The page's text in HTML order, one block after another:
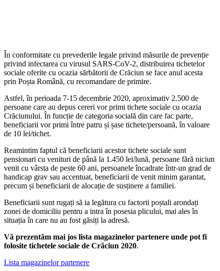
În conformitate cu prevederile legale privind măsurile de prevenție
privind infectarea cu virusul SARS-CoV-2, distribuirea tichetelor
sociale oferite cu ocazia sărbătorii de Crăciun se face anul acesta
prin Poșta Română, cu recomandare de primire.
Astfel, în perioada 7-15 decembrie 2020, aproximativ 2.500 de
persoane care au depus cereri vor primi tichete sociale cu ocazia
Crăciunului. În funcție de categoria socială din care fac parte,
beneficiarii vor primi între patru și șase tichete/persoană, în valoare
de 10 lei/tichet.
Reamintim faptul că beneficiarii acestor tichete sociale sunt
pensionari cu venituri de până la 1.450 lei/lună, persoane fără niciun
venit cu vârsta de peste 60 ani, persoanele încadrate într-un grad de
handicap grav sau accentuat, beneficiarii de venit minim garantat,
precum și beneficiarii de alocație de susținere a familiei.
Beneficiarii sunt rugați să ia legătura cu factorii poștali arondați
zonei de domiciliu pentru a intra în posesia plicului, mai ales în
situația în care nu au fost găsiți la adresă.
Vă prezentăm mai jos lista magazinelor partenere unde pot fi
folosite tichetele sociale de Crăciun 2020.
Lista magazinelor partenere